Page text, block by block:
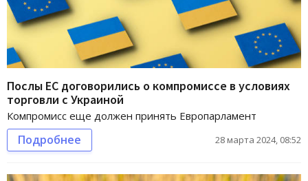
Послы ЕС договорились о компромиссе в условиях
торговли с Украиной
Компромисс еще должен принять Европарламент
Подробнее 28 марта 2024, 08:52